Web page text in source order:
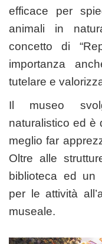
efficace per
animali in
concetto di
importanza
tutelare e
Il museo
naturalistico ed è
meglio far
Oltre alle
biblioteca ed un
per le attività
museale.